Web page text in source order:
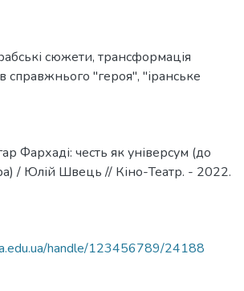
сюжети, трансформація
справжнього "героя", "іранське
Фархаді: честь як універсум (до
/ Юлій Швець // Кіно-Театр. - 2022.
handle/123456789/24188